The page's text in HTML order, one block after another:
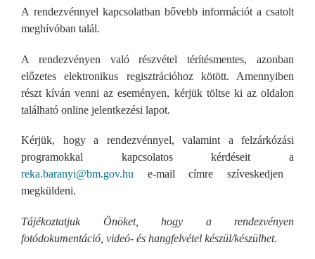
A rendezvénnyel kapcsolatban bővebb információt a csatolt
meghívóban talál.
A rendezvényen való részvétel térítésmentes, azonban
előzetes elektronikus regisztrációhoz kötött. Amennyiben
részt kíván venni az eseményen, kérjük töltse ki az oldalon
található online jelentkezési lapot.
Kérjük, hogy a rendezvénnyel, valamint a felzárkózási
programokkal kapcsolatos kérdéseit a
reka.baranyi@bm.gov.hu e-mail címre szíveskedjen
megküldeni.
Tájékoztatjuk Önöket, hogy a rendezvényen
fotódokumentáció, videó- és hangfelvétel készül/készülhet.